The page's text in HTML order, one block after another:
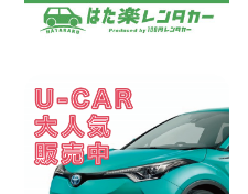
横浜弥生台店
のお知らせ!!